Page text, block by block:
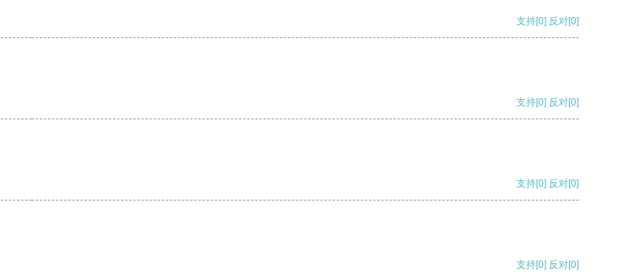
支持[0] 反对[0]
支持[0] 反对[0]
支持[0] 反对[0]
支持[0] 反对[0]